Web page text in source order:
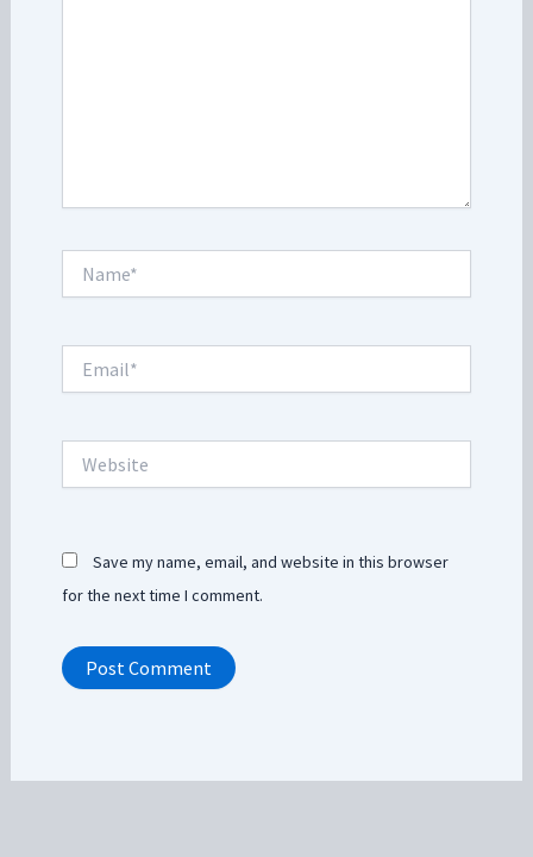
Save my name, email, and website in this browser
for the next time I comment.